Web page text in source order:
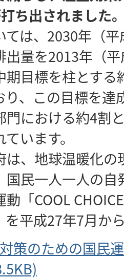
ち出されました
ては、2030年（
出量を2013年（
期目標を柱とする
り、この目標を達
門における約4割
います。
は、地球温暖化
国民一人一人の
「COOL
を平成27年7月か
策のための国民